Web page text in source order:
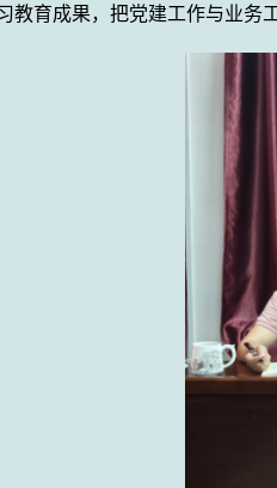
教育成果，把党建工作与业务